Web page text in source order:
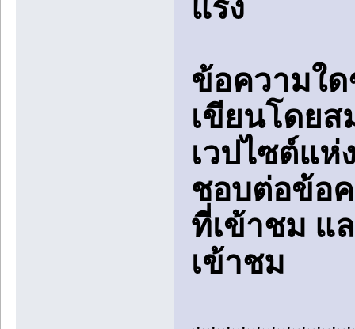
แรง
ข้อความใด
เขียนโดย
เวปไซต์แห่
ชอบต่อข้อ
ที่เข้าชม แ
เข้าชม